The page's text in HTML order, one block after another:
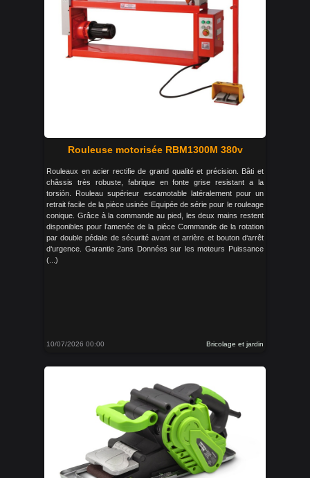
Rouleuse motorisée RBM1300M 380v
Rouleaux en acier rectifie de grand qualité et précision. Bâti et
châssis très robuste, fabrique en fonte grise resistant a la
torsión. Rouleau supérieur escamotable latéralement pour un
retrait facile de la pièce usinée Equipée de série pour le rouleage
conique. Grâce à la commande au pied, les deux mains restent
disponibles pour l’amenée de la pièce Commande de la rotation
par double pédale de sécurité avant et arrière et bouton d‘arrêt
d‘urgence. Garantie 2ans Données sur les moteurs Puissance
(...)
10/07/2026 00:00 Bricolage et jardin